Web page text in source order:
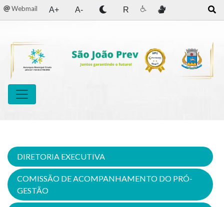
Webmail A+ A- R
DIRETORIA EXECUTIVA
COMISSÃO DE ACOMPANHAMENTO DO PRÓ-
GESTÃO